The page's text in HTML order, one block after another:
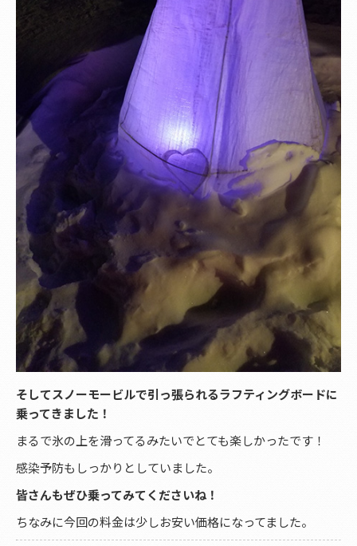
そしてスノーモービルで引っ張られるラフティングボードに
乗ってきました！
まるで氷の上を滑ってるみたいでとても楽しかったです！
感染予防もしっかりとしていました。
皆さんもぜひ乗ってみてくださいね！
ちなみに今回の料金は少しお安い価格になってました。